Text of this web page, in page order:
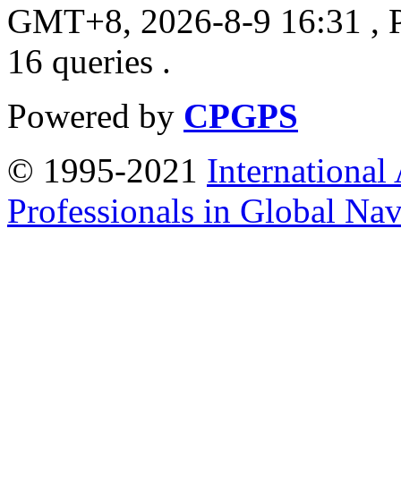
GMT+8, 2026-8-9 16:31 ,
16 queries .
Powered by CPGPS
© 1995-2021 International
Professionals in Global